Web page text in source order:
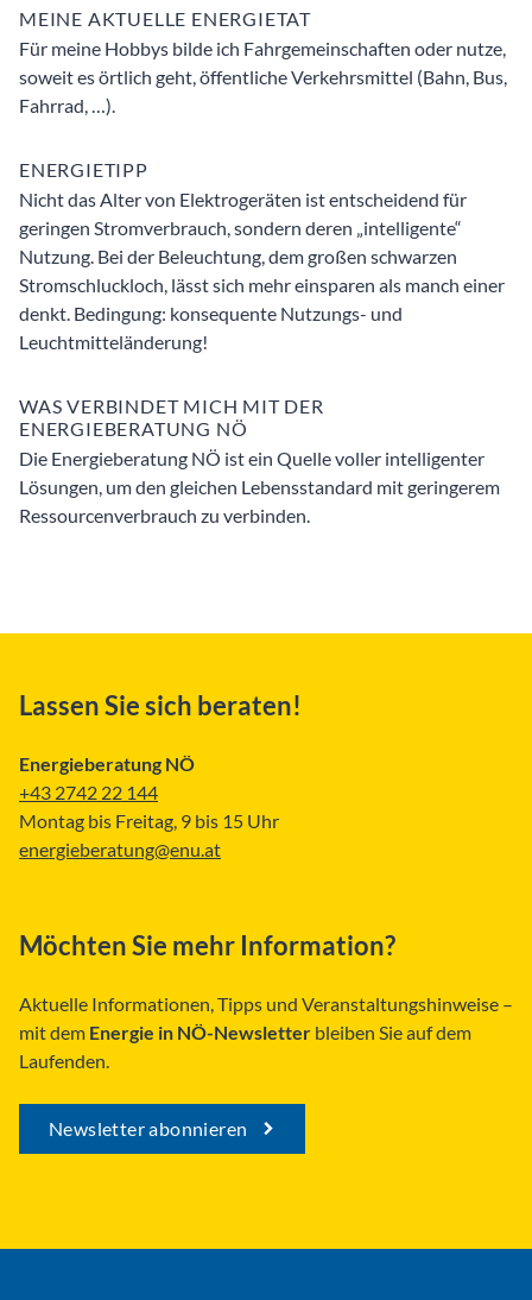
MEINE AKTUELLE ENERGIETAT
Für meine Hobbys bilde ich Fahrgemeinschaften oder nutze,
soweit es örtlich geht, öffentliche Verkehrsmittel (Bahn, Bus,
Fahrrad, …).
ENERGIETIPP
Nicht das Alter von Elektrogeräten ist entscheidend für
geringen Stromverbrauch, sondern deren „intelligente“
Nutzung. Bei der Beleuchtung, dem großen schwarzen
Stromschluckloch, lässt sich mehr einsparen als manch einer
denkt. Bedingung: konsequente Nutzungs- und
Leuchtmitteländerung!
WAS VERBINDET MICH MIT DER
ENERGIEBERATUNG NÖ
Die Energieberatung NÖ ist ein Quelle voller intelligenter
Lösungen, um den gleichen Lebensstandard mit geringerem
Ressourcenverbrauch zu verbinden.
Lassen Sie sich beraten!
Energieberatung NÖ
+43 2742 22 144
Montag bis Freitag, 9 bis 15 Uhr
energieberatung@enu.at
Möchten Sie mehr Information?
Aktuelle Informationen, Tipps und Veranstaltungshinweise –
mit dem Energie in NÖ-Newsletter bleiben Sie auf dem
Laufenden.
Newsletter abonnieren